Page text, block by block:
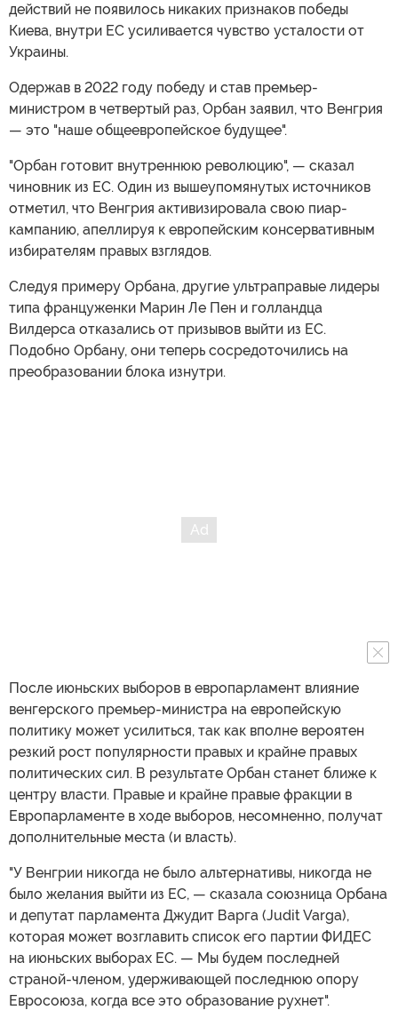
действий не появилось никаких признаков победы
Киева, внутри ЕС усиливается чувство усталости от
Украины.
Одержав в 2022 году победу и став премьер-
министром в четвертый раз, Орбан заявил, что Венгрия
— это "наше общеевропейское будущее".
"Орбан готовит внутреннюю революцию", — сказал
чиновник из ЕС. Один из вышеупомянутых источников
отметил, что Венгрия активизировала свою пиар-
кампанию, апеллируя к европейским консервативным
избирателям правых взглядов.
Следуя примеру Орбана, другие ультраправые лидеры
типа француженки Марин Ле Пен и голландца
Вилдерса отказались от призывов выйти из ЕС.
Подобно Орбану, они теперь сосредоточились на
преобразовании блока изнутри.
После июньских выборов в европарламент влияние
венгерского премьер-министра на европейскую
политику может усилиться, так как вполне вероятен
резкий рост популярности правых и крайне правых
политических сил. В результате Орбан станет ближе к
центру власти. Правые и крайне правые фракции в
Европарламенте в ходе выборов, несомненно, получат
дополнительные места (и власть).
"У Венгрии никогда не было альтернативы, никогда не
было желания выйти из ЕС, — сказала союзница Орбана
и депутат парламента Джудит Варга (Judit Varga),
которая может возглавить список его партии ФИДЕС
на июньских выборах ЕС. — Мы будем последней
страной-членом, удерживающей последнюю опору
Евросоюза, когда все это образование рухнет".